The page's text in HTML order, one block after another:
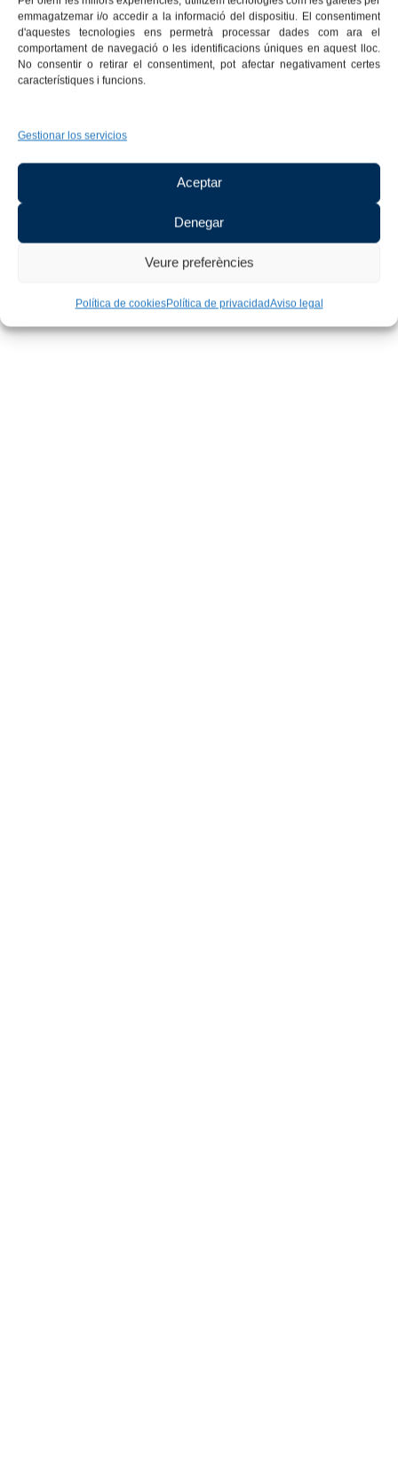
emmagatzemar i/o accedir a la informació del dispositiu. El consentiment
d'aquestes tecnologies ens permetrà processar dades com ara el
comportament de navegació o les identificacions úniques en aquest lloc.
No consentir o retirar el consentiment, pot afectar negativament certes
característiques i funcions.
Gestionar los servicios
Aceptar
Denegar
Veure preferències
Política de cookiesPolítica de privacidadAviso legal
AROMAR HOTELS & RESTAURANTES
Tu pequeño
en la